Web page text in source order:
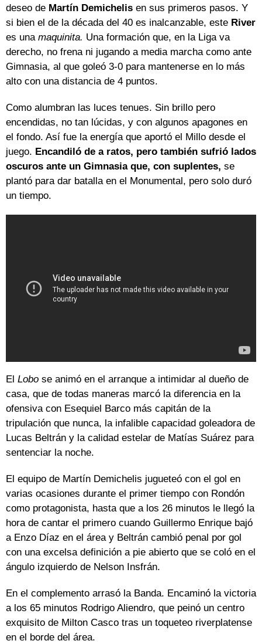
deseo de Martín Demichelis en sus primeros pasos. Y
si bien el de la década del 40 es inalcanzable, este River
es una maquinita. Una formación que, en la Liga va
derecho, no frena ni jugando a media marcha como ante
Gimnasia, al que goleó 3-0 para mantenerse en lo más
alto con una distancia de 4 puntos.
Como alumbran las luces tenues. Sin brillo pero
encendidas, no tan lúcidas, y con algunos apagones en
el fondo. Así fue la energía que aportó el Millo desde el
juego. Encandiló de a ratos, pero también sufrió lados
oscuros ante un Gimnasia que, con suplentes, se
plantó para dar batalla en el Monumental, pero solo duró
un tiempo.
El Lobo se animó en el arranque a intimidar al dueño de
casa, que de todas maneras marcó la diferencia en la
ofensiva con Esequiel Barco más capitán de la
tripulación que nunca, la infalible capacidad goleadora de
Lucas Beltrán y la calidad estelar de Matías Suárez para
sentenciar la noche.
El equipo de Martín Demichelis jugueteó con el gol en
varias ocasiones durante el primer tiempo con Rondón
como protagonista, hasta que a los 26 minutos le llegó la
hora de cantar el primero cuando Guillermo Enrique bajó
a Enzo Díaz en el área y Beltrán cambió penal por gol
con una excelsa definición a pie abierto que se coló en el
ángulo izquierdo de Nelson Insfrán.
En el complemento arrasó la Banda. Encaminó la victoria
a los 65 minutos Rodrigo Aliendro, que peinó un centro
exquisito de Milton Casco tras un toqueteo riverplatense
en el borde del área.